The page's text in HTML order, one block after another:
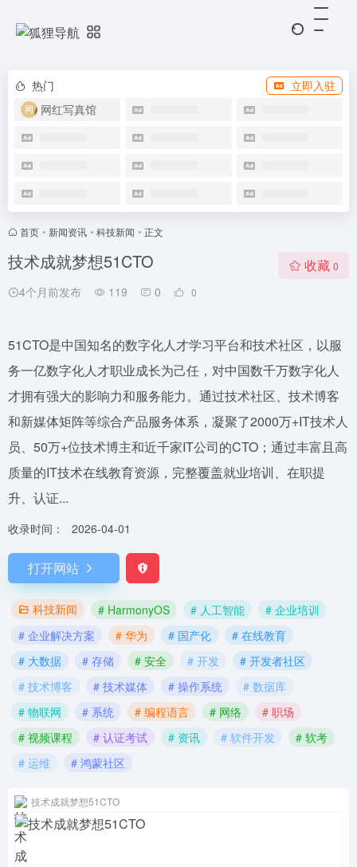
热门
立即入驻
网红写真馆
首页 • 新闻资讯 • 科技新闻 • 正文
技术成就梦想51CTO
4个月前发布 119 0 0
收藏 0
51CTO是中国知名的数字化人才学习平台和技术社区，以服
务一亿数字化人才职业成长为己任，对中国数千万数字化人
才拥有强大的影响力和服务能力。通过技术社区、技术博客
和新媒体矩阵等综合产品服务体系，凝聚了2000万+IT技术人
员、50万+位技术博主和近千家IT公司的CTO；通过丰富且高
质量的IT技术在线教育资源，完整覆盖就业培训、在职提
升、认证...
收录时间： 2026-04-01
打开网站
科技新闻 # HarmonyOS # 人工智能
# 企业培训
# 企业解决方案
# 华为 # 国产化
# 在线教育
# 大数据
# 存储 # 安全 # 开发
# 开发者社区
# 技术博客
# 技术媒体 # 操作系统
# 数据库
# 物联网
# 系统 # 编程语言 # 网络
# 职场
# 视频课程
# 认证考试 # 资讯 # 软件开发
# 软考
# 运维
# 鸿蒙社区
技术成就梦想51CTO